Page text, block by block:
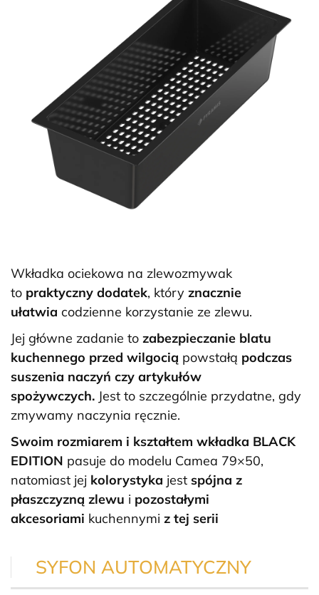
Wkładka ociekowa na zlewozmywak
to praktyczny dodatek, który znacznie
ułatwia codzienne korzystanie ze zlewu.
Jej główne zadanie to zabezpieczanie blatu
kuchennego przed wilgocią powstałą podczas
suszenia naczyń czy artykułów
spożywczych. Jest to szczególnie przydatne, gdy
zmywamy naczynia ręcznie.
Swoim rozmiarem i kształtem wkładka BLACK
EDITION pasuje do modelu Camea 79×50,
natomiast jej kolorystyka jest spójna z
płaszczyzną zlewu i pozostałymi
akcesoriami kuchennymi z tej serii
SYFON AUTOMATYCZNY